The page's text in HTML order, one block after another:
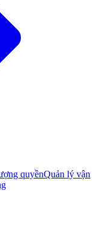
quyềnQuản lý vận